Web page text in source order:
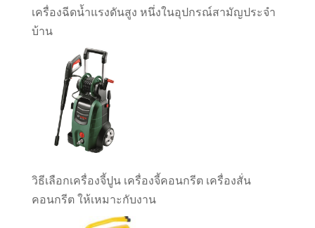
เครื่องฉีดน้ำแรงดันสูง หนึ่งในอุปกรณ์สามัญประจำ
บ้าน
วิธีเลือกเครื่องจี้ปูน เครื่องจี้คอนกรีต เครื่องสั่น
คอนกรีต ให้เหมาะกับงาน